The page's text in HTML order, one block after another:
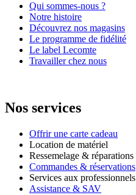
Qui sommes-nous ?
Notre histoire
Découvrez nos magasins
Le programme de fidélité
Le label Lecomte
Travailler chez nous
Nos services
Offrir une carte cadeau
Location de matériel
Ressemelage & réparations
Commandes & réservations
Services aux professionnels
Assistance & SAV